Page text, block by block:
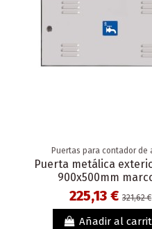
Puertas para contador de
Puerta metálica
900x500mm
225,13 €321,62 €
Añadir al